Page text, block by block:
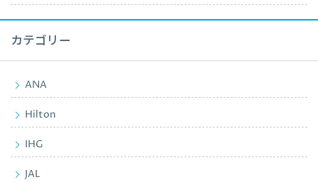
カテゴリー
ANA
Hilton
IHG
JAL